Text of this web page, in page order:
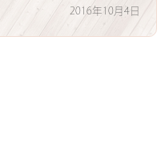
2016年10月4日